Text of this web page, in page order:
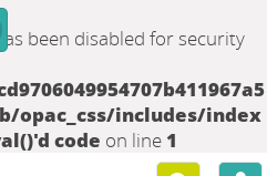
been disabled for security
opac_css/includes/index
code on line 1